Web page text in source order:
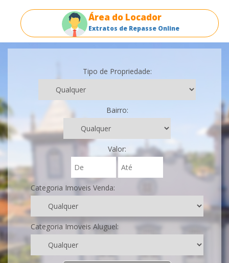
Área do Locador
Extratos de Repasse Online
Tipo de Propriedade:
Bairro:
Valor:
Categoria Imoveis Venda:
Categoria Imoveis Aluguel: